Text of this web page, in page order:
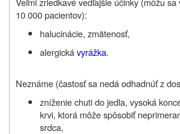
10 000 pacientov):
halucinácie, zmätenosť,
alergickávyrážka.
Neznáme (častosť sa nedá odhadnúť z
zníženie chuti do jedla, vysoká
krvi, ktorá môže spôsobiť
srdca,